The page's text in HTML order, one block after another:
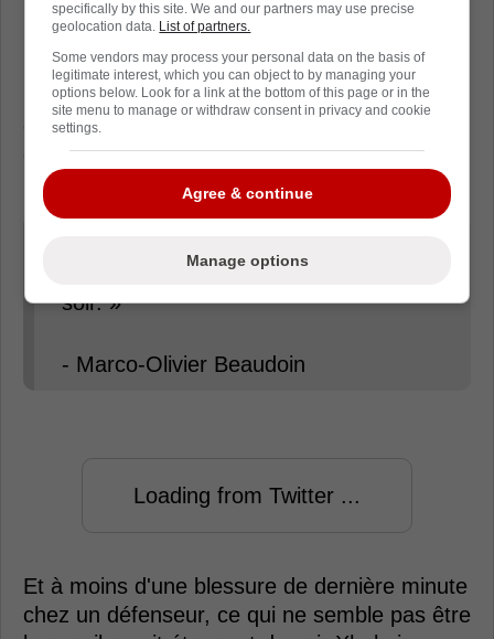
Comme l'a bien noté Marco-Olivier Beaudoin,
lorsqu'un joueur est utilisé en extra pendant
de la pratique lors d'un jour de match, c'est
généralement signe qu'il ne sera pas de
l'alignement.
matin normalement ne jouent pas le
soir. »
- Marco-Olivier Beaudoin
Loading from Twitter ...
Et à moins d'une blessure de dernière minute
chez un défenseur, ce qui ne semble pas être
specifically by this site. We and our partners may use precise
geolocation data. List of partners.
Some vendors may process your personal data on the basis of
legitimate interest, which you can object to by managing your
options below. Look for a link at the bottom of this page or in the
site menu to manage or withdraw consent in privacy and cookie
settings.
Agree & continue
Manage options